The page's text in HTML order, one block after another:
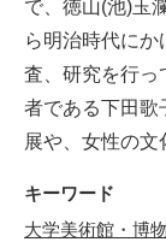
で、徳山(池)玉
ら明治時代に
査、研究を行っ
者である下田歌
展や、女性の文
キーワード
大学美術館・博